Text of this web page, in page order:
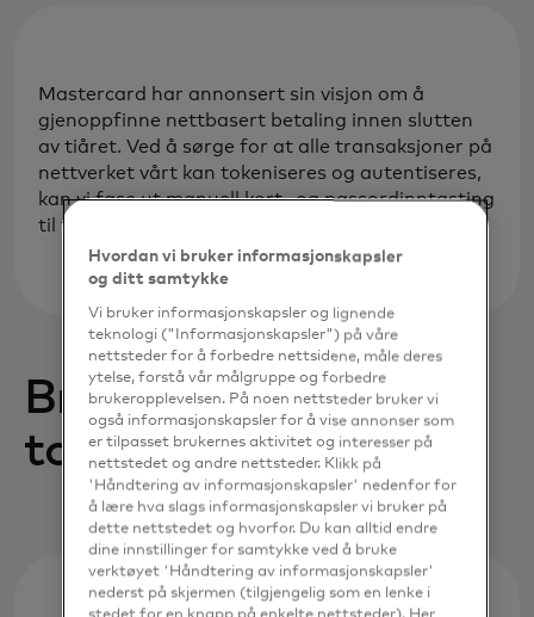
Mastercard har annonsert sin visjon om å
gjenoppfinne nettbasert betaling innen slutten
av tiåret. Ved å sørge for at alle transaksjoner på
nettverket vårt kan tokeniseres og autentiseres,
kan vi fase ut manuell kort- og passordinntasting
til fordel for smil og fingeravtrykk.
Brukstilfeller for
tokenisering
Hvordan vi bruker informasjonskapsler
og ditt samtykke
Vi bruker informasjonskapsler og lignende
teknologi ("Informasjonskapsler") på våre
nettsteder for å forbedre nettsidene, måle deres
ytelse, forstå vår målgruppe og forbedre
brukeropplevelsen. På noen nettsteder bruker vi
også informasjonskapsler for å vise annonser som
er tilpasset brukernes aktivitet og interesser på
nettstedet og andre nettsteder. Klikk på
'Håndtering av informasjonskapsler' nedenfor for
å lære hva slags informasjonskapsler vi bruker på
dette nettstedet og hvorfor. Du kan alltid endre
dine innstillinger for samtykke ved å bruke
verktøyet 'Håndtering av informasjonskapsler'
nederst på skjermen (tilgjengelig som en lenke i